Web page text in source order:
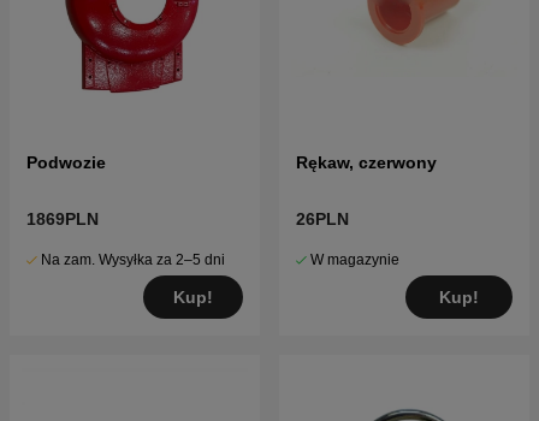
Podwozie
1869PLN
Na zam. Wysyłka za 2–5 dni
Kup!
Rękaw, czerwony
26PLN
W magazynie
Kup!